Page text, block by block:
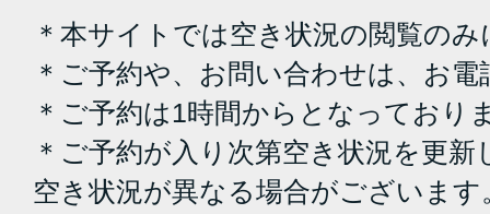
＊本サイトでは空き状況の閲覧の
＊ご予約や、お問い合わせは、お
＊ご予約は1時間からとなっており
＊ご予約が入り次第空き状況を更
空き状況が異なる場合がございます